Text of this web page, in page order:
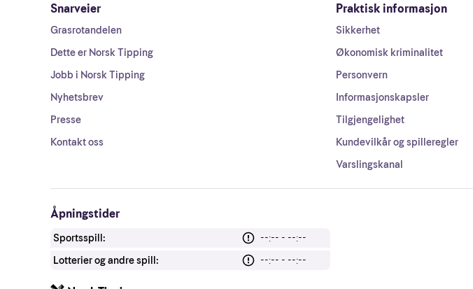
Snarveier
Grasrotandelen
Dette er Norsk Tipping
Jobb i Norsk Tipping
Nyhetsbrev
Presse
Kontakt oss
Praktisk informasjon
Sikkerhet
Økonomisk kriminalitet
Personvern
Informasjonskapsler
Tilgjengelighet
Kundevilkår og spilleregler
Varslingskanal
Åpningstider
Sportsspill:
--:-- - --:--
Lotterier og andre spill:
--:-- - --:--